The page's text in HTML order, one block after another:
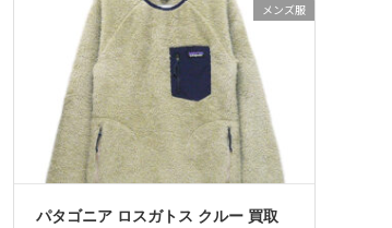
メンズ服
パタゴニア ロスガトス クルー 買取